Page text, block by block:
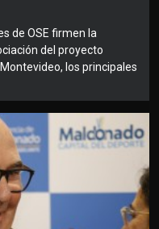
de OSE firmen la
del proyecto
los principales